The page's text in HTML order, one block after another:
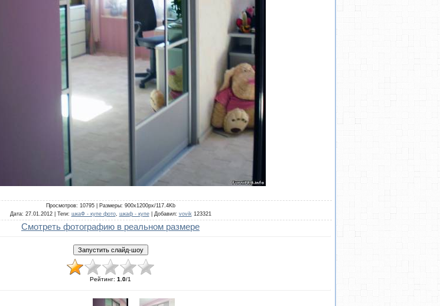
Просмотров: 10795 | Размеры: 900x1200px/117.4Kb
Дата: 27.01.2012 | Теги: шкаФ - купе фото, шкаф - купе| Добавил: vovik 123321
Смотреть фотографию в реальном размере
Рейтинг: 1.0/1